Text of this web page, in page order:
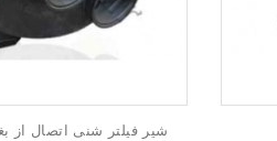
شیر فیلتر شنی اتصال از بغل